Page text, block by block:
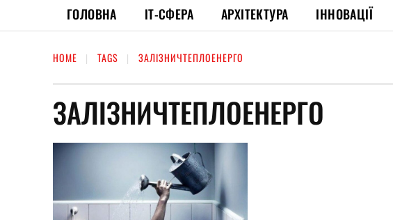
ГОЛОВНА ІТ-СФЕРА АРХІТЕКТУРА ІННОВАЦІЇ
HOME TAGS ЗАЛІЗНИЧТЕПЛОЕНЕРГО
ЗАЛІЗНИЧТЕПЛОЕНЕРГО